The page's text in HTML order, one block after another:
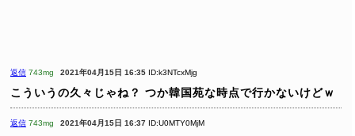
返信 743mg 2021年04月15日 16:35 ID:k3NTcxMjg
こういうの久々じゃね？ つか韓国苑な時点で行かないけどｗ
返信 743mg 2021年04月15日 16:37 ID:U0MTY0MjM